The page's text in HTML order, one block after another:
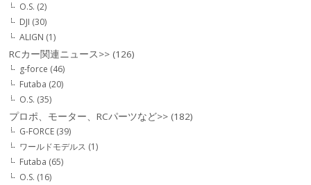
O.S. (2)
DJI (30)
ALIGN (1)
RCカー関連ニュース>> (126)
g-force (46)
Futaba (20)
O.S. (35)
プロポ、モーター、RCパーツなど>> (182)
G-FORCE (39)
ワールドモデルス (1)
Futaba (65)
O.S. (16)